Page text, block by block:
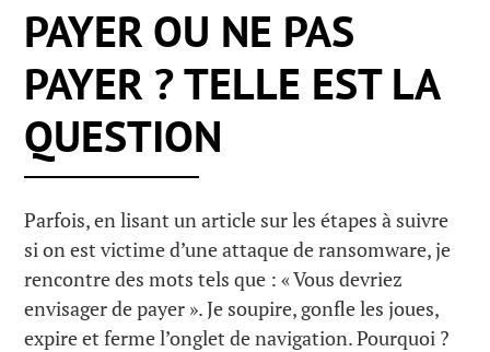
PAYER OU NE PAS
PAYER ? TELLE EST LA
QUESTION
Parfois, en lisant un article sur les étapes à suivre
si on est victime d’une attaque de ransomware, je
rencontre des mots tels que : « Vous devriez
envisager de payer ». Je soupire, gonfle les joues,
expire et ferme l’onglet de navigation. Pourquoi ?